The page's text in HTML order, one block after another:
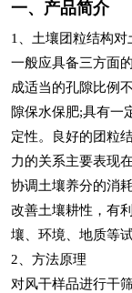
一、产品简介
1、土壤团粒结构
一般应具备三方面
成适当的孔隙比例
隙保水保肥;具有一
定性。良好的团粒
力的关系主要表现
协调土壤养分的消
改善土壤耕性，有
壤、环境、地质等
2、方法原理
对风干样品进行干